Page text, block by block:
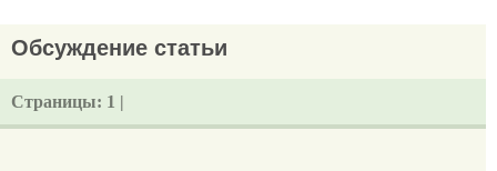
Обсуждение статьи
Страницы: 1 |